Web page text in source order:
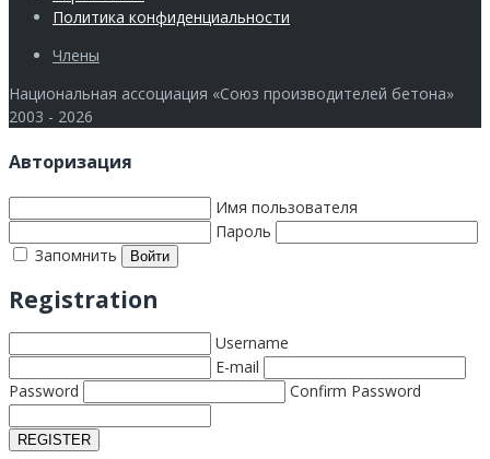
Политика конфиденциальности
Члены
Национальная ассоциация «Союз производителей бетона»
2003 - 2026
Авторизация
Имя пользователя
Пароль
Запомнить
Registration
Username
E-mail
Password
Confirm Password